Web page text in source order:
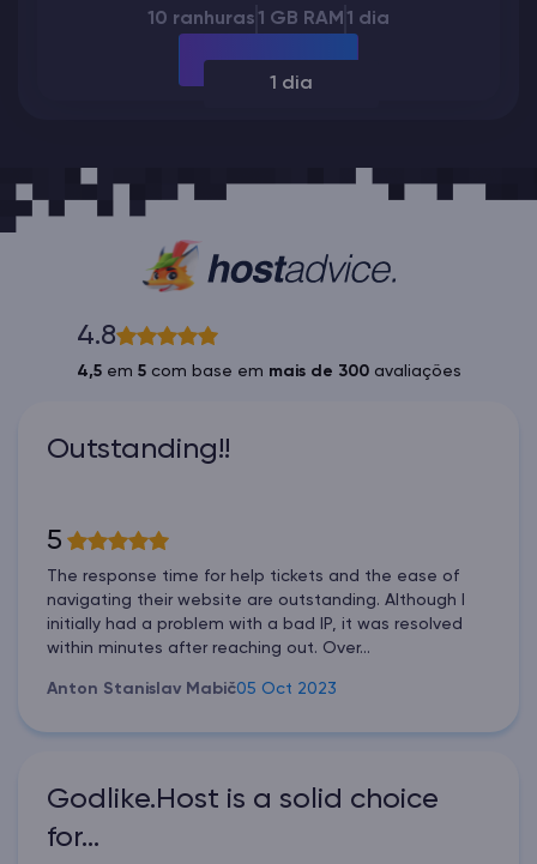
10 ranhuras1 GB RAM 1 dia
1 dia
4.8
4,5em 5com base em mais de 300avaliações
Outstanding!!
5
The response time for help tickets and the ease of
navigating their website are outstanding. Although I
initially had a problem with a bad IP, it was resolved
within minutes after reaching out. Over...
Anton Stanislav Mabič05 Oct 2023
Godlike.Host is a solid choice
for…